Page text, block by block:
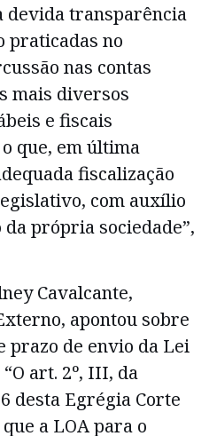
devida transparência
praticadas no
nas contas
mais diversos
e fiscais
que, em última
fiscalização
com auxílio
da própria sociedade”,
Cavalcante,
apontou sobre
prazo de envio da Lei
art. 2º, III, da
desta Egrégia Corte
a LOA para o